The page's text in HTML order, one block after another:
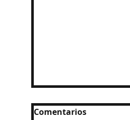
Comentarios